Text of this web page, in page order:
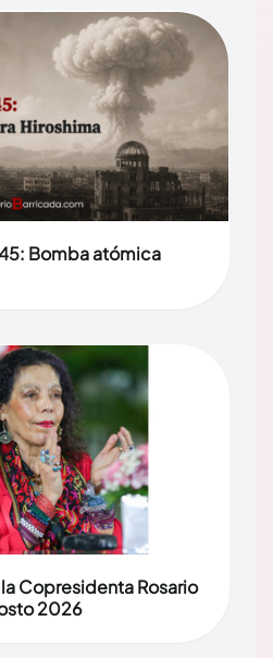
Bomba atómica
Copresidenta Rosario
2026